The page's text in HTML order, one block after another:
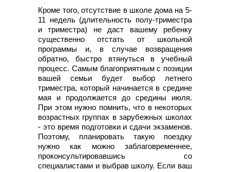
Кроме того, отсутствие в школе дома на 5-
11 недель (длительность полу-триместра
и триместра) не даст вашему ребенку
существенно отстать от школьной
программы и, в случае возвращения
обратно, быстро втянуться в учебный
процесс. Самым благоприятным с позиции
вашей семьи будет выбор летнего
триместра, который начинается в средине
мая и продолжается до средины июля.
При этом нужно помнить, что в некоторых
возрастных группах в зарубежных школах
- это время подготовки и сдачи экзаменов.
Поэтому, планировать такую поездку
нужно как можно заблаговременнее,
проконсультировавшись со
специалистами и выбрав школу. Если ваш